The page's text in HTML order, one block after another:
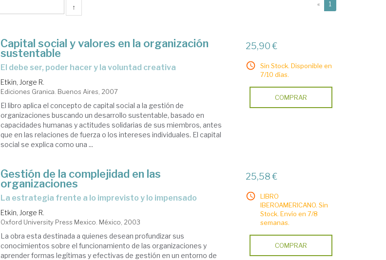
↑ « 1
Capital social y valores en la organización
sustentable
el debe ser, poder hacer y la voluntad creativa
Etkin, Jorge R.
Ediciones Granica. Buenos Aires, 2007
El libro aplica el concepto de capital social a la gestión de
organizaciones buscando un desarrollo sustentable, basado en
capacidades humanas y actitudes solidarias de sus miembros, antes
que en las relaciones de fuerza o los intereses individuales. El capital
social se explica como una ...
25,90 €
Sin Stock. Disponible en
7/10 días.
COMPRAR
Gestión de la complejidad en las
organizaciones
la estrategia frente a lo imprevisto y lo impensado
Etkin, Jorge R.
Oxford University Press Mexico. México, 2003
La obra esta destinada a quienes desean profundizar sus
conocimientos sobre el funcionamiento de las organizaciones y
aprender formas legítimas y efectivas de gestión en un entorno de
25,58 €
LIBRO
IBEROAMERICANO. Sin
Stock. Envío en 7/8
semanas.
COMPRAR